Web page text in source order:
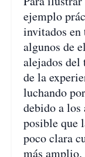
ejemplo
invitados en
algunos de
alejados
de la
luchando
debido a
posible que
poco clara
más amplio.